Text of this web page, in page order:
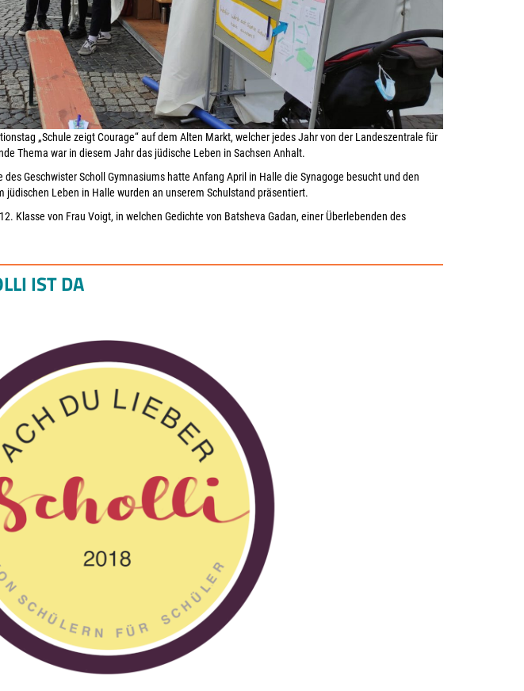
„Schule zeigt Courage“ auf dem Alten Markt, welcher jedes Jahr von der Landeszentrale für
Thema war in diesem Jahr das jüdische Leben in Sachsen Anhalt.
des Geschwister Scholl Gymnasiums hatte Anfang April in Halle die Synagoge besucht und den
jüdischen Leben in Halle wurden an unserem Schulstand präsentiert.
Klasse von Frau Voigt, in welchen Gedichte von Batsheva Gadan, einer Überlebenden des
IST DA